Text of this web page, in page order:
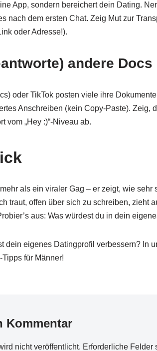
App, sondern bereichert dein Dating.
nach dem ersten Chat. Zeig Mut zur
oder Adresse!).
andere
oder TikTok posten viele ihre
Anschreiben (kein Copy-Paste). Zeig,
vom „Hey :)“-Niveau ab.
mehr als ein viraler Gag – er zeigt, wie
traut, offen über sich zu schreiben, zieht
aus: Was würdest du in dein
dein eigenes Datingprofil verbessern? In
für Männer!
Kommentar
nicht veröffentlicht. Erforderliche Felder